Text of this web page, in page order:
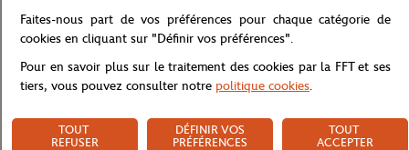
l'univers prestigieux du tournoi parisien. Confectionné dans un
coton, ce polo allie douceur au toucher, résistance aux lavages
répétés et confort durable, répondant parfaitement aux exigences
des jeunes sportifs actifs. Un basique revisité qui associe
Référence :RPOB0325-CHO
Faites-nous part de vos préférences pour chaque catégorie de
cookies en cliquant sur "Définir vos préférences".
Pour en savoir plus sur le traitement des cookies par la FFT et ses
tiers, vous pouvez consulter notre politique cookies.
TOUT
REFUSER
DÉFINIR VOS
PRÉFÉRENCES
TOUT
ACCEPTER